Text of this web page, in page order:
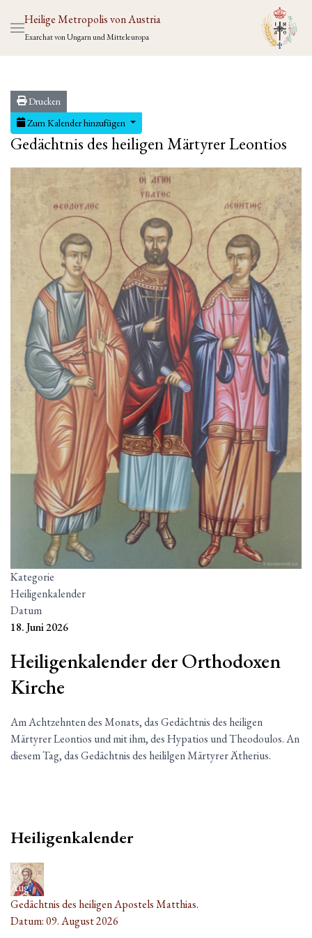
Heilige Metropolis von Austria
Exarchat von Ungarn und Mitteleuropa
Drucken
Zum Kalender hinzufügen
Gedächtnis des heiligen Märtyrer Leontios
Kategorie
Heiligenkalender
Datum
18. Juni 2026
Heiligenkalender der Orthodoxen
Kirche
Am Achtzehnten des Monats, das Gedächtnis des heiligen
Märtyrer Leontios und mit ihm, des Hypatios und Theodoulos. An
diesem Tag, das Gedächtnis des heililgen Märtyrer Ätherius.
Heiligenkalender
09
Aug.
Gedächtnis des heiligen Apostels Matthias.
Datum:09. August 2026